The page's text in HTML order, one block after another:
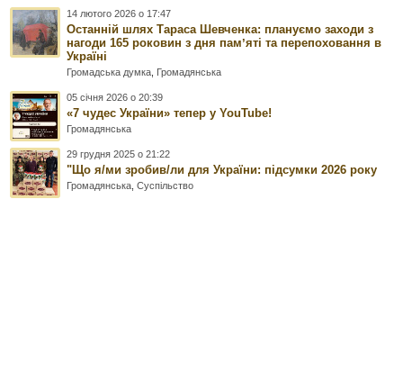
14 лютого 2026 о 17:47
Останній шлях Тараса Шевченка: плануємо заходи з
нагоди 165 роковин з дня памʼяті та перепоховання в
Україні
Громадська думка Громадянська
05 січня 2026 о 20:39
«7 чудес України» тепер у YouTube!
Громадянська
29 грудня 2025 о 21:22
"Що я/ми зробив/ли для України: підсумки 2026 року
Громадянська ,Суспільство